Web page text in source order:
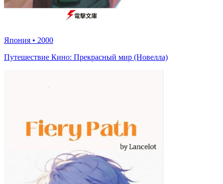
Япония • 2000
Путешествие Кино: Прекрасный мир (Новелла)